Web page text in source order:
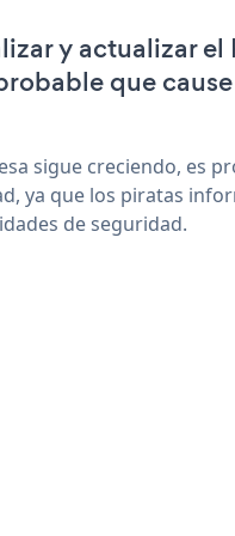
y actualizar
que
sigue creciendo, es
ya que los piratas
de seguridad.